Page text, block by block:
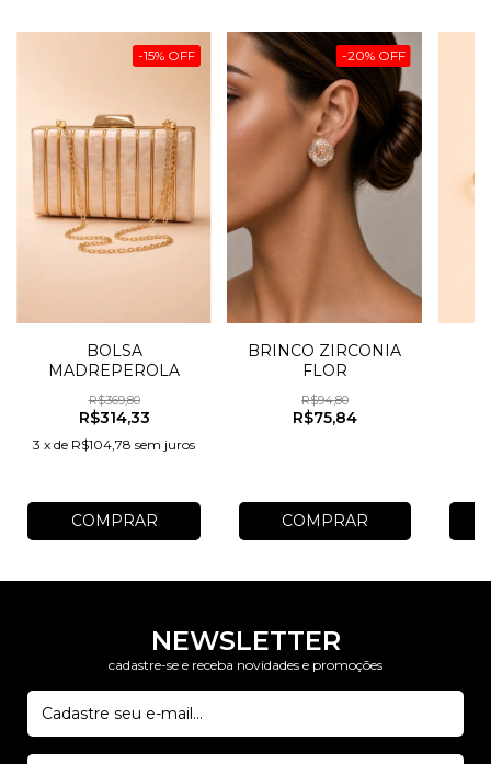
-15% OFF
BOLSA
MADREPEROLA
R$369,80
R$314,33
3 x de R$104,78 sem juros
COMPRAR
-20% OFF
BRINCO ZIRCONIA
FLOR
R$94,80
R$75,84
COMPRAR
NEWSLETTER
cadastre-se e receba novidades e promoções